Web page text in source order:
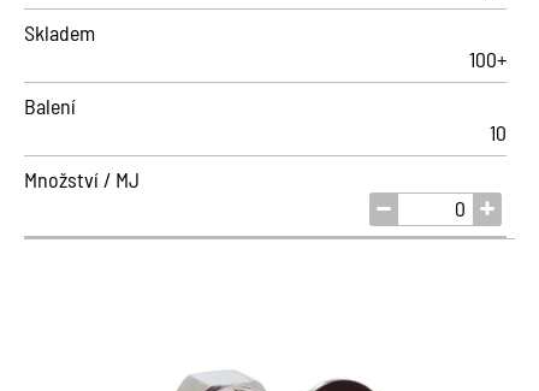
Skladem
100+
Balení
10
Množství / MJ